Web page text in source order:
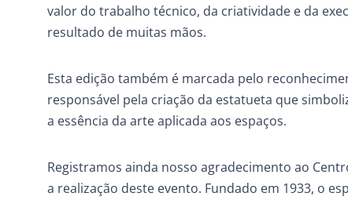
valor do trabalho técnico, da criatividade e da
resultado de muitas mãos.
Esta edição também é marcada pelo
responsável pela criação da estatueta que
a essência da arte aplicada aos espaços.
Registramos ainda nosso agradecimento ao
a realização deste evento. Fundado em 1933, o